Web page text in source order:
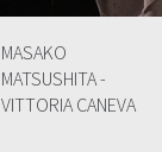
MASAKO
MATSUSHITA -
VITTORIA CANEVA